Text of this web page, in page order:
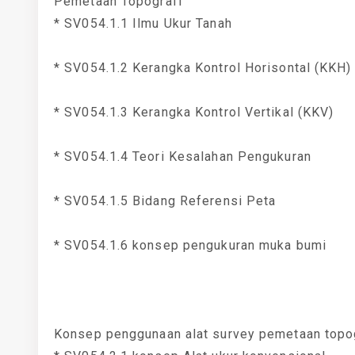
* SV054.1.1 Ilmu Ukur Tanah
* SV054.1.2 Kerangka Kontrol Horisontal (KKH)
* SV054.1.3 Kerangka Kontrol Vertikal (KKV)
* SV054.1.4 Teori Kesalahan Pengukuran
* SV054.1.5 Bidang Referensi Peta
* SV054.1.6 konsep pengukuran muka bumi
Konsep penggunaan alat survey pemetaan